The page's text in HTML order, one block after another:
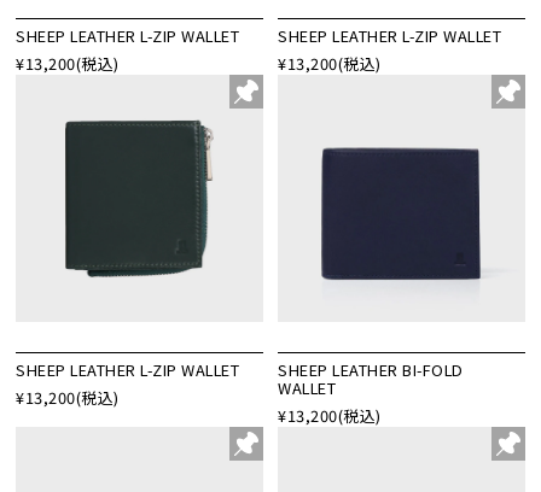
SHEEP LEATHER L-ZIP WALLET
¥13,200(税込)
SHEEP LEATHER L-ZIP WALLET
¥13,200(税込)
SHEEP LEATHER L-ZIP WALLET
¥13,200(税込)
SHEEP LEATHER BI-FOLD
WALLET
¥13,200(税込)